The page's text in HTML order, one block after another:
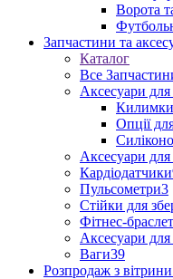
Ворота
Запчастини та
Каталог
Все
Аксесуари
Килимки
Опції
Аксесуари для
Кардіодатчики
Пульсометри3
Стійки для
Фітнес-
Аксесуари
Ваги39
Розпродаж з вітрини